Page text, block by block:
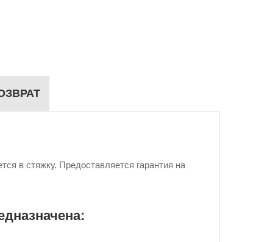
в стяжку. Предоставляется гарантия на